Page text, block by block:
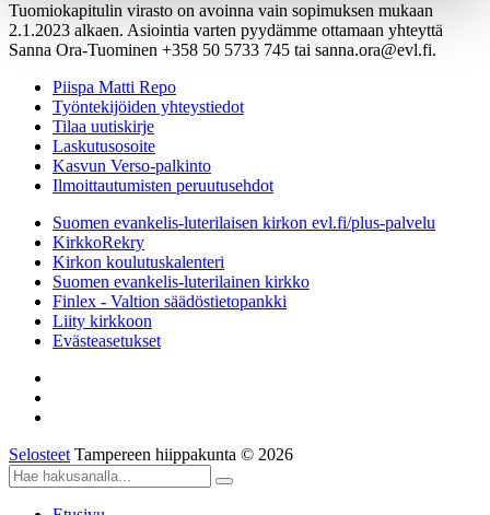
Tuomiokapitulin virasto on avoinna vain sopimuksen mukaan
2.1.2023 alkaen. Asiointia varten pyydämme ottamaan yhteyttä
Sanna Ora-Tuominen +358 50 5733 745 tai sanna.ora@evl.fi.
Piispa Matti Repo
Työntekijöiden yhteystiedot
Tilaa uutiskirje
Laskutusosoite
Kasvun Verso-palkinto
Ilmoittautumisten peruutusehdot
Suomen evankelis-luterilaisen kirkon evl.fi/plus-palvelu
KirkkoRekry
Kirkon koulutuskalenteri
Suomen evankelis-luterilainen kirkko
Finlex - Valtion säädöstietopankki
Liity kirkkoon
Evästeasetukset
Selosteet Tampereen hiippakunta © 2026